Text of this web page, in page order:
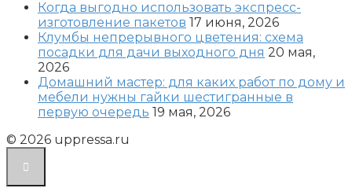
Когда выгодно использовать экспресс-
изготовление пакетов 17 июня, 2026
Клумбы непрерывного цветения: схема
посадки для дачи выходного дня 20 мая,
2026
Домашний мастер: для каких работ по дому и
мебели нужны гайки шестигранные в
первую очередь 19 мая, 2026
© 2026 uppressa.ru